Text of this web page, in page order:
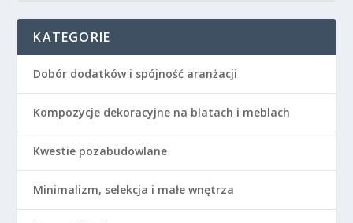
KATEGORIE
Dobór dodatków i spójność aranżacji
Kompozycje dekoracyjne na blatach i meblach
Kwestie pozabudowlane
Minimalizm, selekcja i małe wnętrza